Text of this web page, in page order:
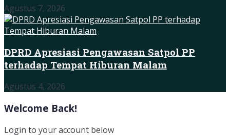
Agustus 7, 2026
DPRD Apresiasi Pengawasan Satpol PP
terhadap Tempat Hiburan Malam
Agustus 4, 2026
Welcome Back!
Login to your account below